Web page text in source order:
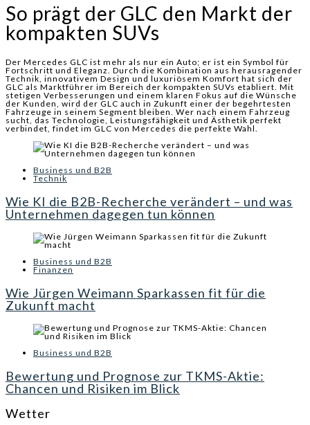
So prägt der GLC den Markt der
kompakten SUVs
Der Mercedes GLC ist mehr als nur ein Auto; er ist ein Symbol für
Fortschritt und Eleganz. Durch die Kombination aus herausragender
Technik, innovativem Design und luxuriösem Komfort hat sich der
GLC als Marktführer im Bereich der kompakten SUVs etabliert. Mit
stetigen Verbesserungen und einem klaren Fokus auf die Wünsche
der Kunden, wird der GLC auch in Zukunft einer der begehrtesten
Fahrzeuge in seinem Segment bleiben. Wer nach einem Fahrzeug
sucht, das Technologie, Leistungsfähigkeit und Ästhetik perfekt
verbindet, findet im GLC von Mercedes die perfekte Wahl.
Business und B2B
Technik
Wie KI die B2B-Recherche verändert – und was
Unternehmen dagegen tun können
Business und B2B
Finanzen
Wie Jürgen Weimann Sparkassen fit für die
Zukunft macht
Business und B2B
Bewertung und Prognose zur TKMS-Aktie:
Chancen und Risiken im Blick
Wetter